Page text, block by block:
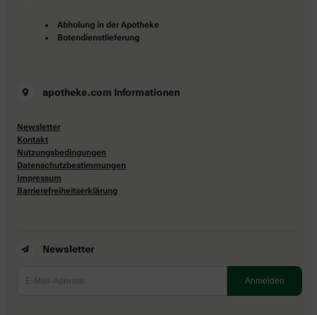
Abholung in der Apotheke
Botendienstlieferung
apotheke.com Informationen
Newsletter
Kontakt
Nutzungsbedingungen
Datenschutzbestimmungen
Impressum
Barrierefreiheitserklärung
Newsletter